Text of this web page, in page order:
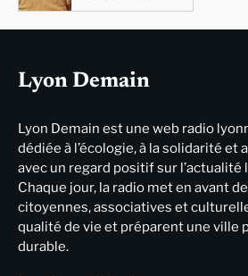
Lyon Demain
Lyon Demain est une web radio
dédiée à l’écologie, à la solidarité et
avec un regard positif sur l’actualité
Chaque jour, la radio met en avant
citoyennes, associatives et
qualité de vie et préparent une ville
durable.